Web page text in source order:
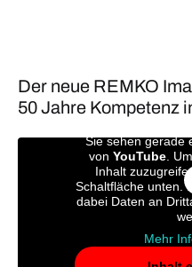
Der neue REMKO
50 Jahre Kompetenz
Sie sehen gerade
von YouTube.
Inhalt
Schaltfläche unten.
dabei Daten an
Mehr